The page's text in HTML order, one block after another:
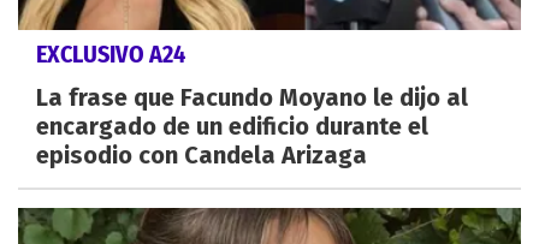
EXCLUSIVO A24
La frase que Facundo Moyano le dijo al
encargado de un edificio durante el
episodio con Candela Arizaga